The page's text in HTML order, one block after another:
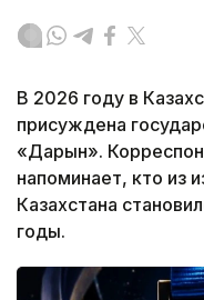
В 2026 году в
присуждена
«Дарын».
напоминает, кто из
Казахстана
годы.